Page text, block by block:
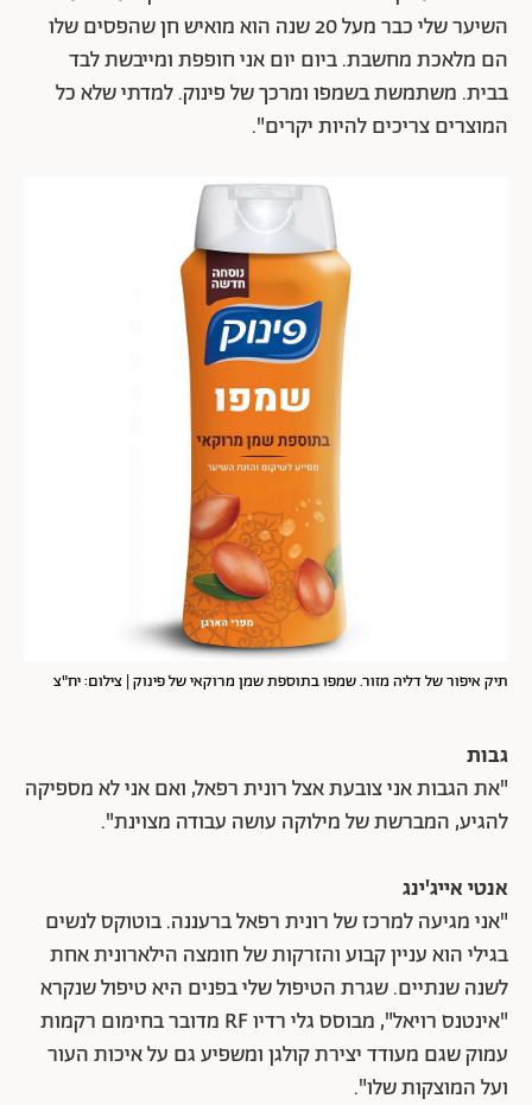
השיער שלי כבר מעל 20 שנה הוא מואיש חן שהפסים שלו
הם מלאכת מחשבת. ביום יום אני חופפת ומייבשת לבד
בבית. משתמשת בשמפו ומרכך של פינוק. למדתי שלא כל
המוצרים צריכים להיות יקרים".
תיק איפור של דליה מזור. שמפו בתוספת שמן מרוקאי של פינוק | צילום: יח"צ
גבות
"את הגבות אני צובעת אצל רונית רפאל, ואם אני לא מספיקה
להגיע, המברשת של מילוקה עושה עבודה מצוינת".
אנטי אייג'ינג
"אני מגיעה למרכז של רונית רפאל ברעננה. בוטוקס לנשים
בגילי הוא עניין קבוע והזרקות של חומצה הילארונית אחת
לשנה שנתיים. שגרת הטיפול שלי בפנים היא טיפול שנקרא
"אינטנס רויאל", מבוסס גלי רדיו RF מדובר בחימום רקמות
עמוק שגם מעודד יצירת קולגן ומשפיע גם על איכות העור
ועל המוצקות שלו".